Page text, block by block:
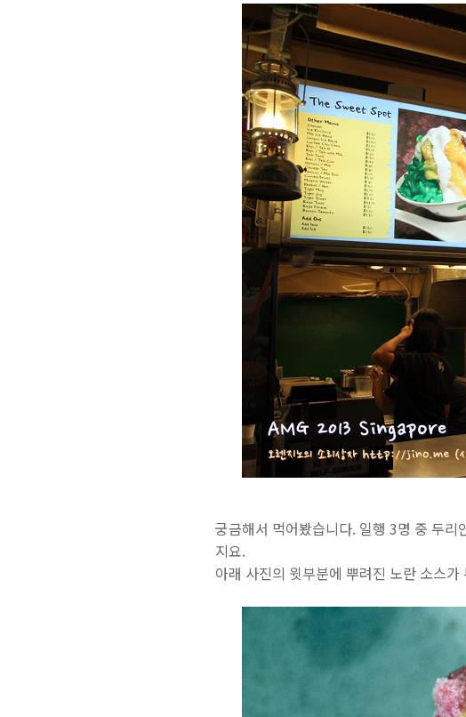
궁금해서 먹어봤습니다. 일행 3명 중 두
지요.
아래 사진의 윗부분에 뿌려진 노란 소스